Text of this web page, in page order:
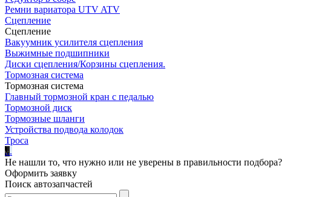
Ремни вариатора UTV ATV
Сцепление
Сцепление
Вакуумник усилителя сцепления
Выжимные подшипники
Диски сцепления/Корзины сцепления.
Тормозная система
Тормозная система
Главный тормозной кран с педалью
Тормозной диск
Тормозные шланги
Устройства подвода колодок
Троса
...
Не нашли то, что нужно или не уверены в правильности подбора?
Оформить заявку
Поиск автозапчастей